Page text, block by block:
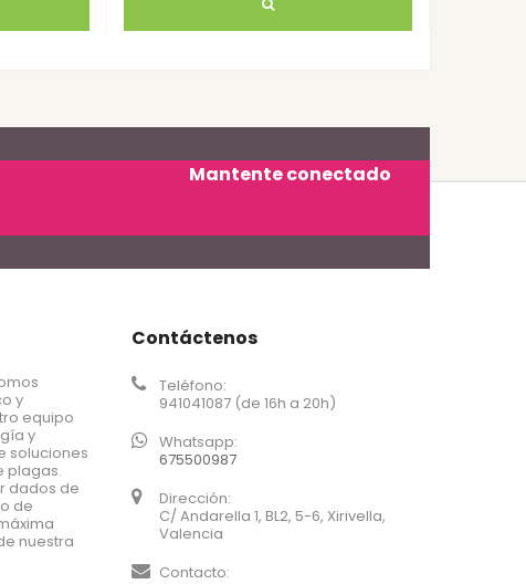
Mantente conectado
y
equipo
y
soluciones
plagas.
dados de
de
nuestra
Contáctenos
Teléfono:
941041087 (de 16h a 20h)
Whatsapp:
675500987
Dirección:
C/ Andarella 1, BL2, 5-6, Xirivella,
Valencia
Contacto: